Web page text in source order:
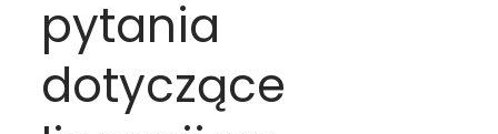
pytania
dotyczące